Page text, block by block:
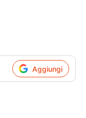
Aggiungi